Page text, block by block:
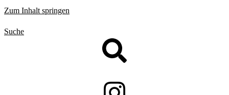
Zum Inhalt springen
Suche